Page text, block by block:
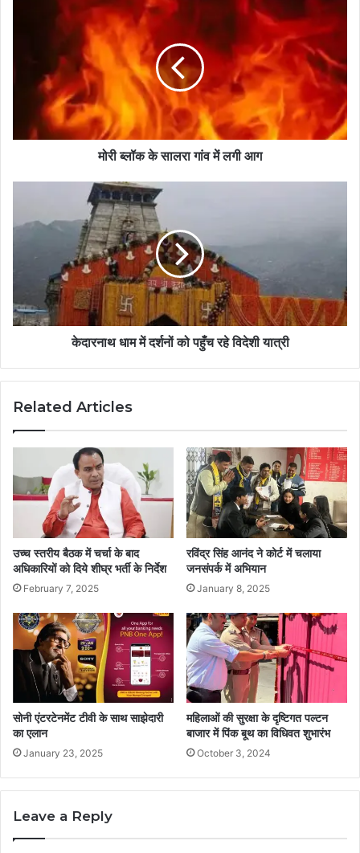
मोरी ब्लॉक के सालरा गांव में लगी आग
केदारनाथ धाम में दर्शनों को पहुँच रहे विदेशी यात्री
Related Articles
उच्च स्तरीय बैठक में चर्चा के बाद
अधिकारियों को दिये शीघ्र भर्ती के निर्देश
February 7, 2025
रविंद्र सिंह आनंद ने कोर्ट में चलाया
जनसंपर्क में अभियान
January 8, 2025
सोनी एंटरटेनमेंट टीवी के साथ साझेदारी
का एलान
January 23, 2025
महिलाओं की सुरक्षा के दृष्टिगत पल्टन
बाजार में पिंक बूथ का विधिवत शुभारंभ
October 3, 2024
Leave a Reply